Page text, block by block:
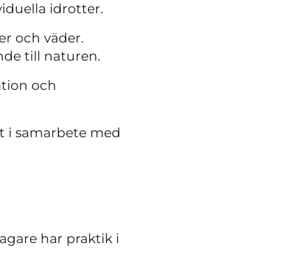
idrotter.
och väder.
till naturen.
och
i samarbete med
har praktik i